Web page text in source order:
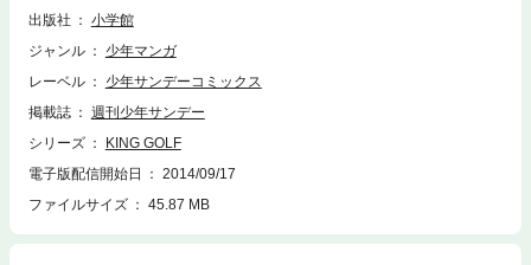
出版社
小学館
ジャンル
少年マンガ
レーベル
少年サンデーコミックス
掲載誌
週刊少年サンデー
シリーズ
KING GOLF
電子版配信開始日
2014/09/17
ファイルサイズ
45.87 MB